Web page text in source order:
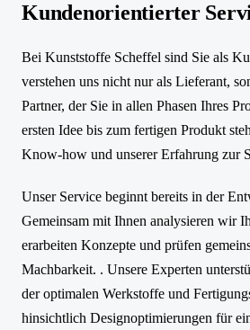
Kundenorientierter
Bei Kunststoffe Scheffel sind Sie als
verstehen uns nicht nur als Lieferant,
Partner, der Sie in allen Phasen Ihres
ersten Idee bis zum fertigen Produkt
Know-how und unserer Erfahrung zur
Unser Service beginnt bereits in der
Gemeinsam mit Ihnen analysieren wir
erarbeiten Konzepte und prüfen
Machbarkeit. . Unsere Experten
der optimalen Werkstoffe und
hinsichtlich Designoptimierungen für